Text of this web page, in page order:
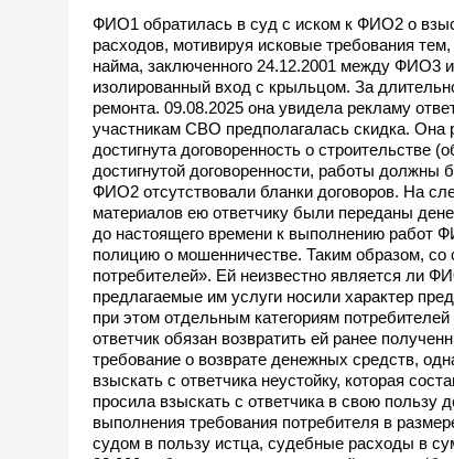
ФИО1 обратилась в суд с иском к ФИО2 о
расходов, мотивируя исковые требования
найма, заключенного 24.12.2001 между ФИО3
изолированный вход с крыльцом. За
ремонта. 09.08.2025 она увидела рекламу
участникам СВО предполагалась скидка.
достигнута договоренность о
достигнутой договоренности, работы
ФИО2 отсутствовали бланки договоров. На
материалов ею ответчику были переданы
до настоящего времени к выполнению работ
полицию о мошенничестве. Таким образом,
потребителей». Ей неизвестно является ли
предлагаемые им услуги носили характер
при этом отдельным категориям
ответчик обязан возвратить ей ранее
требование о возврате денежных средств,
взыскать с ответчика неустойку, которая
просила взыскать с ответчика в свою пользу
выполнения требования потребителя в
судом в пользу истца, судебные расходы в